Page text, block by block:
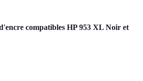
compatibles HP 953 XL Noir et